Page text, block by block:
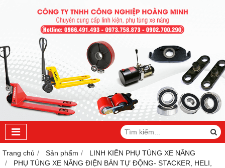
Trang chủ Sản phẩm
LINH KIÊN PHỤ TÙNG XE NÂNG
PHỤ TÙNG XE NÂNG ĐIỆN BÁN TỰ ĐỘNG- STACKER, HELI,